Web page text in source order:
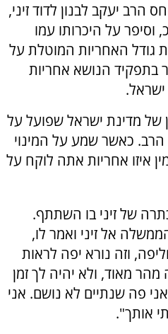
הרב יעקב לבנון לדוד זיני,
על היכרותו עמו
גודל האחריות המוטלת על
בתפקיד הנושא אחריות
של מדינת ישראל שפועל על
כאשר שמע על המינוי
איזו אחריות אתה לוקח על
של זיני בו השתתף.
אל זיני ואמר לו,
וזה נורא יפה לראות
מאוד, ולא יהיה לך זמן
פה שנתיים לא נושם. אני
אותך".